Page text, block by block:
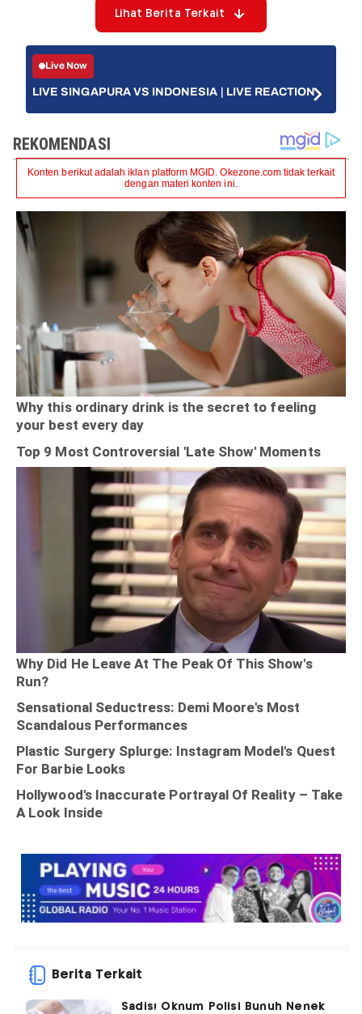
Lihat Berita Terkait
Live Now
LIVE SINGAPURA VS INDONESIA | LIVE REACTION
Berita Terkait
Sadis! Oknum Polisi Bunuh Nenek